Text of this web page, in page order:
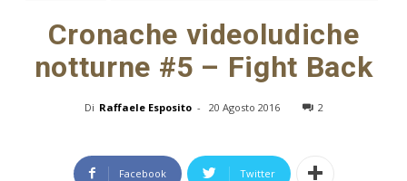
Cronache videoludiche
notturne #5 – Fight Back
Di Raffaele Esposito - 20 Agosto 2016 2
Facebook Twitter